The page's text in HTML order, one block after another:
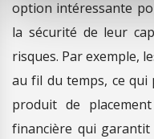
option intéressante
la sécurité de leur
risques. Par exemple,
au fil du temps, ce qui
produit de
financière qui